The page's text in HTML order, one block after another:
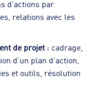
d’actions par
relations avec les
de projet: cadrage,
d’un plan d’action,
et outils, résolution